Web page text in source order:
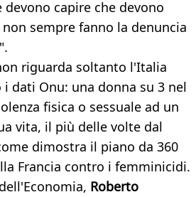
capire che devono
sempre fanno la denuncia
riguarda soltanto l'Italia
dati Onu: una donna su 3 nel
fisica o sessuale ad un
vita, il più delle volte dal
dimostra il piano da 360
Francia contro i femminicidi.
Roberto